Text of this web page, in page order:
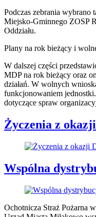
Podczas zebrania wybrano
Miejsko-Gminnego ZOSP
Oddziału.
Plany na rok bieżący i
W dalszej części
MDP na rok bieżący oraz
działań. W wolnych
funkcjonowaniem
dotyczące spraw
Życzenia z
Wspólna
Ochotnicza Straż Pożarna